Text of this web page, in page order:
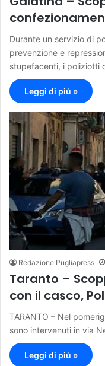
Durante un servizio di
prevenzione e
stupefacenti, i poliziotti
Leggi di più »
Redazione Pugliapress
Taranto –
con il casco,
TARANTO – Nel
sono intervenuti in via
Leggi di più »